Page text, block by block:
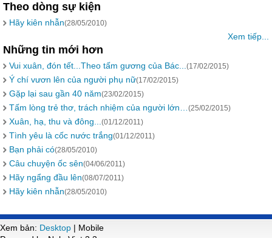
Theo dòng sự kiện
Hãy kiên nhẫn(28/05/2010)
Xem tiếp...
Những tin mới hơn
Vui xuân, đón tết...Theo tấm gương của Bác... (17/02/2015)
Ý chí vươn lên của người phụ nữ(17/02/2015)
Gặp lại sau gần 40 năm(23/02/2015)
Tấm lòng trẻ thơ, trách nhiệm của người lớn… (25/02/2015)
Xuân, hạ, thu và đông... (01/12/2011)
Tình yêu là cốc nước trắng(01/12/2011)
Bạn phải có(28/05/2010)
Câu chuyện ốc sên(04/06/2011)
Hãy ngẩng đầu lên(08/07/2011)
Hãy kiên nhẫn(28/05/2010)
Xem bản: Desktop | Mobile